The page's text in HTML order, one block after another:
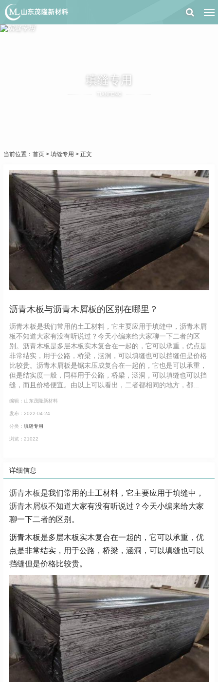
填缝专用
TIANFENG
当前位置： 首页 > 填缝专用 > 正文
沥青木板与沥青木屑板的区别在哪里？
沥青木板是我们常用的土工材料，它主要应用于填缝中，沥青木屑
板不知道大家有没有听说过？今天小编来给大家聊一下二者的区
别。沥青木板是多层木板实木复合在一起的，它可以承重，优点是
非常结实，用于公路，桥梁，涵洞，可以填缝也可以挡缝但是价格
比较贵。沥青木屑板是锯末压成复合在一起的，它也是可以承重，
但是结实度一般，同样用于公路，桥梁，涵洞，可以填缝也可以挡
缝，而且价格便宜。由以上可以看出，二者都相同的地方，都...
编辑：山东茂隆新材料
发布：2022-04-24
分类： 填缝专用
浏览：21022
详细信息
沥青木板是我们常用的土工材料，它主要应用于填缝中，
沥青木屑板不知道大家有没有听说过？今天小编来给大家
聊一下二者的区别。
沥青木板是多层木板实木复合在一起的，它可以承重，优
点是非常结实，用于公路，桥梁，涵洞，可以填缝也可以
挡缝但是价格比较贵。